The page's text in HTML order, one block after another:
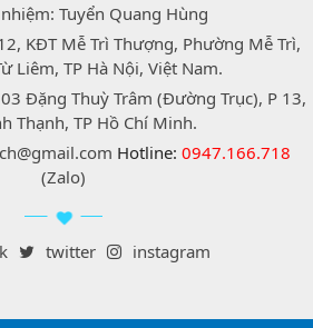
Tuyển Quang Hùng
KĐT Mễ Trì Thượng, Phường Mễ Trì,
Liêm, TP Hà Nội, Việt Nam.
Đặng Thuỳ Trâm (Đường Trục), P 13,
Thạnh, TP Hồ Chí Minh.
Hotline: 0947.166.718
(Zalo)
twitter instagram